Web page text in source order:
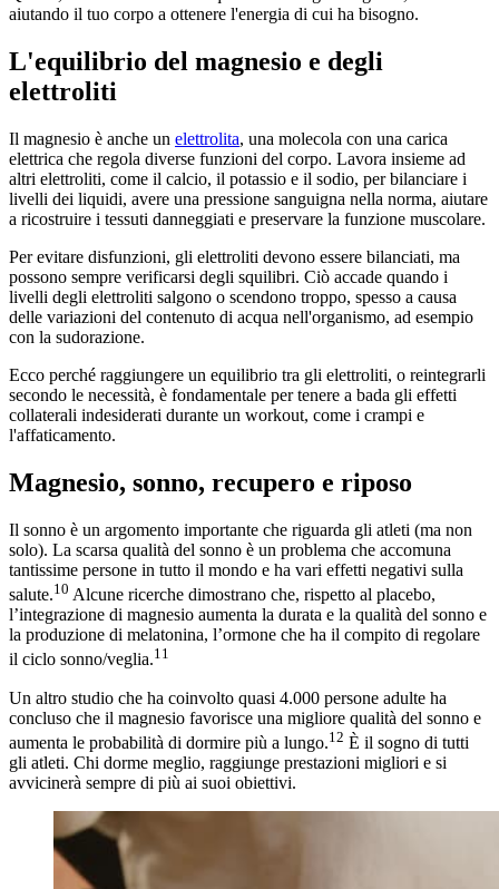
aiutando il tuo corpo a ottenere l'energia di cui ha bisogno.
L'equilibrio del magnesio e degli
elettroliti
Il magnesio è anche un elettrolita, una molecola con una carica
elettrica che regola diverse funzioni del corpo. Lavora insieme ad
altri elettroliti, come il calcio, il potassio e il sodio, per bilanciare i
livelli dei liquidi, avere una pressione sanguigna nella norma, aiutare
a ricostruire i tessuti danneggiati e preservare la funzione muscolare.
Per evitare disfunzioni, gli elettroliti devono essere bilanciati, ma
possono sempre verificarsi degli squilibri. Ciò accade quando i
livelli degli elettroliti salgono o scendono troppo, spesso a causa
delle variazioni del contenuto di acqua nell'organismo, ad esempio
con la sudorazione.
Ecco perché raggiungere un equilibrio tra gli elettroliti, o reintegrarli
secondo le necessità, è fondamentale per tenere a bada gli effetti
collaterali indesiderati durante un workout, come i crampi e
l'affaticamento.
Magnesio, sonno, recupero e riposo
Il sonno è un argomento importante che riguarda gli atleti (ma non
solo). La scarsa qualità del sonno è un problema che accomuna
tantissime persone in tutto il mondo e ha vari effetti negativi sulla
salute.10 Alcune ricerche dimostrano che, rispetto al placebo,
l’integrazione di magnesio aumenta la durata e la qualità del sonno e
la produzione di melatonina, l’ormone che ha il compito di regolare
il ciclo sonno/veglia.11
Un altro studio che ha coinvolto quasi 4.000 persone adulte ha
concluso che il magnesio favorisce una migliore qualità del sonno e
aumenta le probabilità di dormire più a lungo.12 È il sogno di tutti
gli atleti. Chi dorme meglio, raggiunge prestazioni migliori e si
avvicinerà sempre di più ai suoi obiettivi.